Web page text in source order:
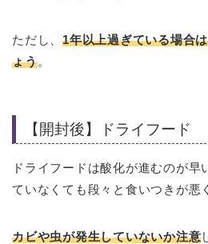
ただし、1年以上過ぎている場合
ょう。
【開封後】ドライフード
ドライフードは酸化が進むのが早
ていなくても段々と食いつきが悪
カビや虫が発生していないか注意